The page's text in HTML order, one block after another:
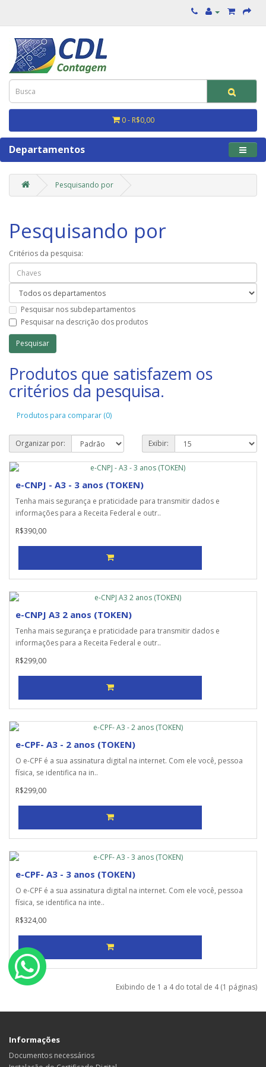
0 - R$0,00
Departamentos
Pesquisando por
Pesquisando por
Critérios da pesquisa:
Pesquisar nos subdepartamentos
Pesquisar na descrição dos produtos
Produtos que satisfazem os
critérios da pesquisa.
Produtos para comparar (0)
Organizar por: Exibir:
e-CNPJ - A3 - 3 anos (TOKEN)
Tenha mais segurança e praticidade para transmitir dados e
informações para a Receita Federal e outr..
R$390,00
e-CNPJ A3 2 anos (TOKEN)
Tenha mais segurança e praticidade para transmitir dados e
informações para a Receita Federal e outr..
R$299,00
e-CPF- A3 - 2 anos (TOKEN)
O e-CPF é a sua assinatura digital na internet. Com ele você, pessoa
física, se identifica na in..
R$299,00
e-CPF- A3 - 3 anos (TOKEN)
O e-CPF é a sua assinatura digital na internet. Com ele você, pessoa
física, se identifica na inte..
R$324,00
Exibindo de 1 a 4 do total de 4 (1 páginas)
Informações
Documentos necessários